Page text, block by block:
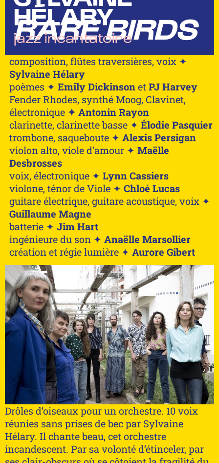
HÉLARY
RARE BIRDS
jazz incantatoire
composition, flûtes traversières, voix ✦
Sylvaine Hélary
poèmes ✦ Emily DickinsonetPJ Harvey
Fender Rhodes, synthé Moog, Clavinet,
électronique✦ Antonin Rayon
clarinette, clarinette basse ✦ Élodie Pasquier
trombone, saqueboute ✦ Alexis Persigan
violon alto, viole d’amour ✦ Maëlle
Desbrosses
voix, électronique ✦ Lynn Cassiers
violone, ténor de Viole ✦ Chloé Lucas
guitare électrique, guitare acoustique, voix ✦
Guillaume Magne
batterie ✦ Jim Hart
ingénieure du son ✦ Anaëlle Marsollier
création et régie lumière ✦ Aurore Gibert
Drôles d’oiseaux pour un orchestre. 10 voix
réunies sans prises de bec par Sylvaine
Hélary. Il chante beau, cet orchestre
incandescent. Par sa volonté d’étinceler, par